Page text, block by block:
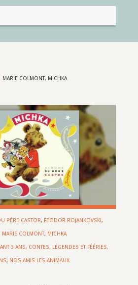
MARIE COLMONT, MICHKA
PÈRE CASTOR, FEODOR ROJANKOVSKI,
MARIE COLMONT, MICHKA
3 ANS, CONTES, LÉGENDES ET FÉÉRIES,
, NOS AMIS LES ANIMAUX